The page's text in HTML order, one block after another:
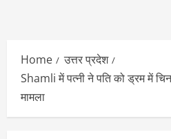
Home
उत्तर प्रदेश
Shamli में पत्नी ने पति को ड्रम में
मामला